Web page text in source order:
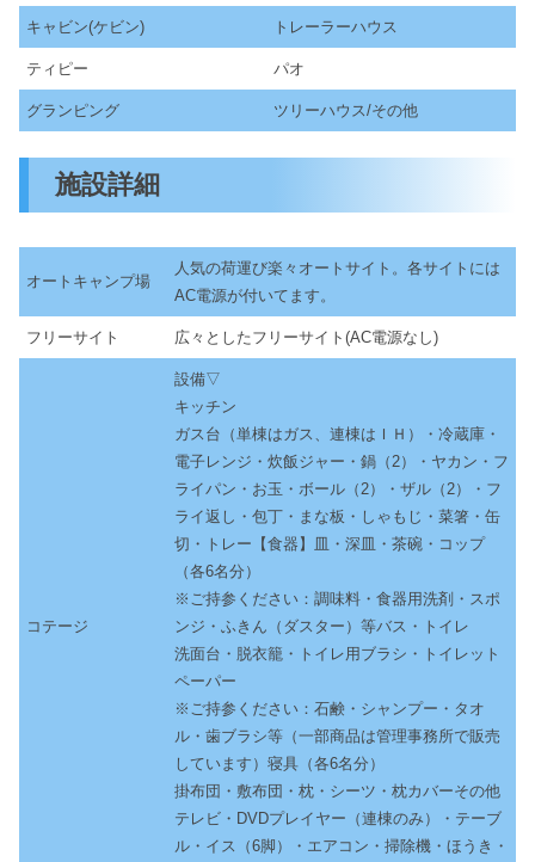
キャビン(ケビン) トレーラーハウス
ティピー パオ
グランピング ツリーハウス/その他
施設詳細
オートキャンプ場
人気の荷運び楽々オートサイト。各サイトには
AC電源が付いてます。
フリーサイト 広々としたフリーサイト(AC電源なし)
コテージ
設備▽
キッチン
ガス台（単棟はガス、連棟はＩＨ）・冷蔵庫・
電子レンジ・炊飯ジャー・鍋（2）・ヤカン・フ
ライパン・お玉・ボール（2）・ザル（2）・フ
ライ返し・包丁・まな板・しゃもじ・菜箸・缶
切・トレー【食器】皿・深皿・茶碗・コップ
（各6名分）
※ご持参ください：調味料・食器用洗剤・スポ
ンジ・ふきん（ダスター）等バス・トイレ
洗面台・脱衣籠・トイレ用ブラシ・トイレット
ペーパー
※ご持参ください：石鹸・シャンプー・タオ
ル・歯ブラシ等（一部商品は管理事務所で販売
しています）寝具（各6名分）
掛布団・敷布団・枕・シーツ・枕カバーその他
テレビ・DVDプレイヤー（連棟のみ）・テーブ
ル・イス（6脚）・エアコン・掃除機・ほうき・